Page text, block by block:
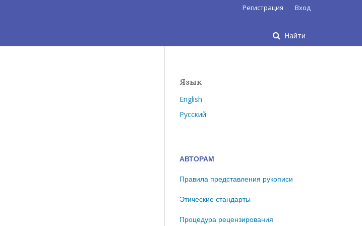
Найти
Регистрация Вход
Язык
English
Русский
АВТОРАМ
Правила представления рукописи
Этические стандарты
Процедура рецензирования